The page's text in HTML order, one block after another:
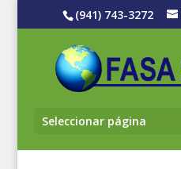
(941) 743-3272
Seleccionar página